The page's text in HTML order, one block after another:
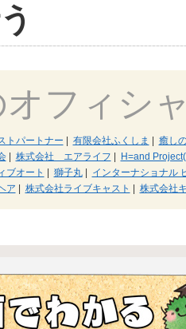
フィシ
トパートナー 有限会社ふくしま
癒し
| 株式会社 エアライフ
H=and Project(
ブオート 獅子丸|
インターナショナル
ア 株式会社ライブキャスト 株式会社